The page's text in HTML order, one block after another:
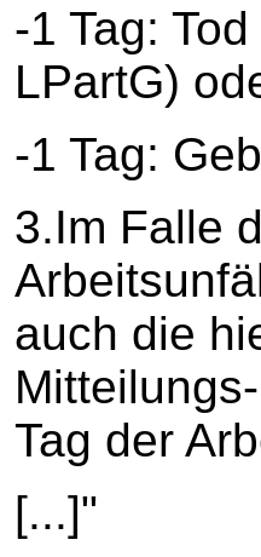
-1 Tag:
LPartG)
-1 Tag:
3.Im Falle
auch die
Tag der
[...]"